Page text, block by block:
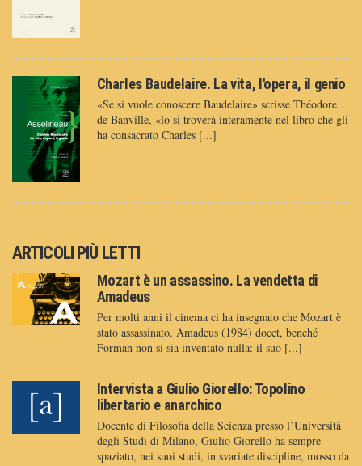
Charles Baudelaire. La vita, l'opera, il genio
«Se si vuole conoscere Baudelaire» scrisse Théodore
de Banville, «lo si troverà interamente nel libro che gli
ha consacrato Charles [...]
ARTICOLI PIÙ LETTI
Mozart è un assassino. La vendetta di
Amadeus
Per molti anni il cinema ci ha insegnato che Mozart è
stato assassinato. Amadeus (1984) docet, benché
Forman non si sia inventato nulla: il suo [...]
Intervista a Giulio Giorello: Topolino
libertario e anarchico
Docente di Filosofia della Scienza presso l’Università
degli Studi di Milano, Giulio Giorello ha sempre
spaziato, nei suoi studi, in svariate discipline, mosso da